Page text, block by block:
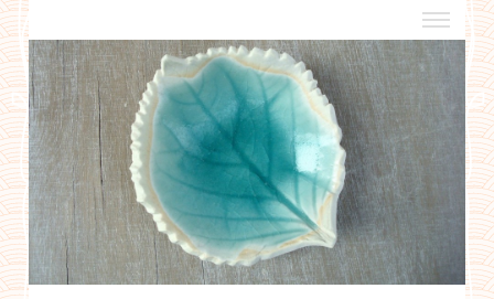
a propos
boutiques de créateurs
contact
politique de confidentialité